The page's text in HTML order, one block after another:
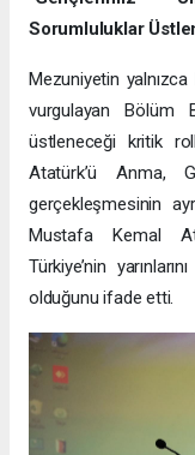
Sorumluluklar
Mezuniyetin
vurgulayan Bölüm
üstleneceği kritik
Atatürk’ü Anma,
gerçekleşmesinin
Mustafa Kemal
Türkiye’nin
olduğunu ifade etti.